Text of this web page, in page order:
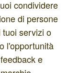
condividere
di persone
tuoi servizi o
l'opportunità
e